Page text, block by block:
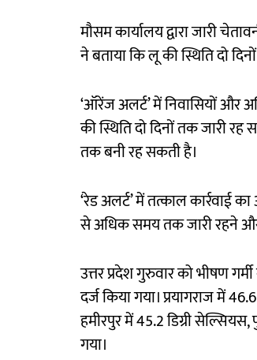
मौसम कार्यालय द्वारा जारी
ने बताया कि लू की स्थिति दो
‘ऑरेंज अलर्ट’ में निवासियों और
की स्थिति दो दिनों तक जारी
तक बनी रह सकती है।
‘रेड अलर्ट’ में तत्काल कार्रवाई
से अधिक समय तक जारी रहने और
उत्तर प्रदेश गुरुवार को भीषण
दर्ज किया गया। प्रयागराज में
हमीरपुर में 45.2 डिग्री
गया।